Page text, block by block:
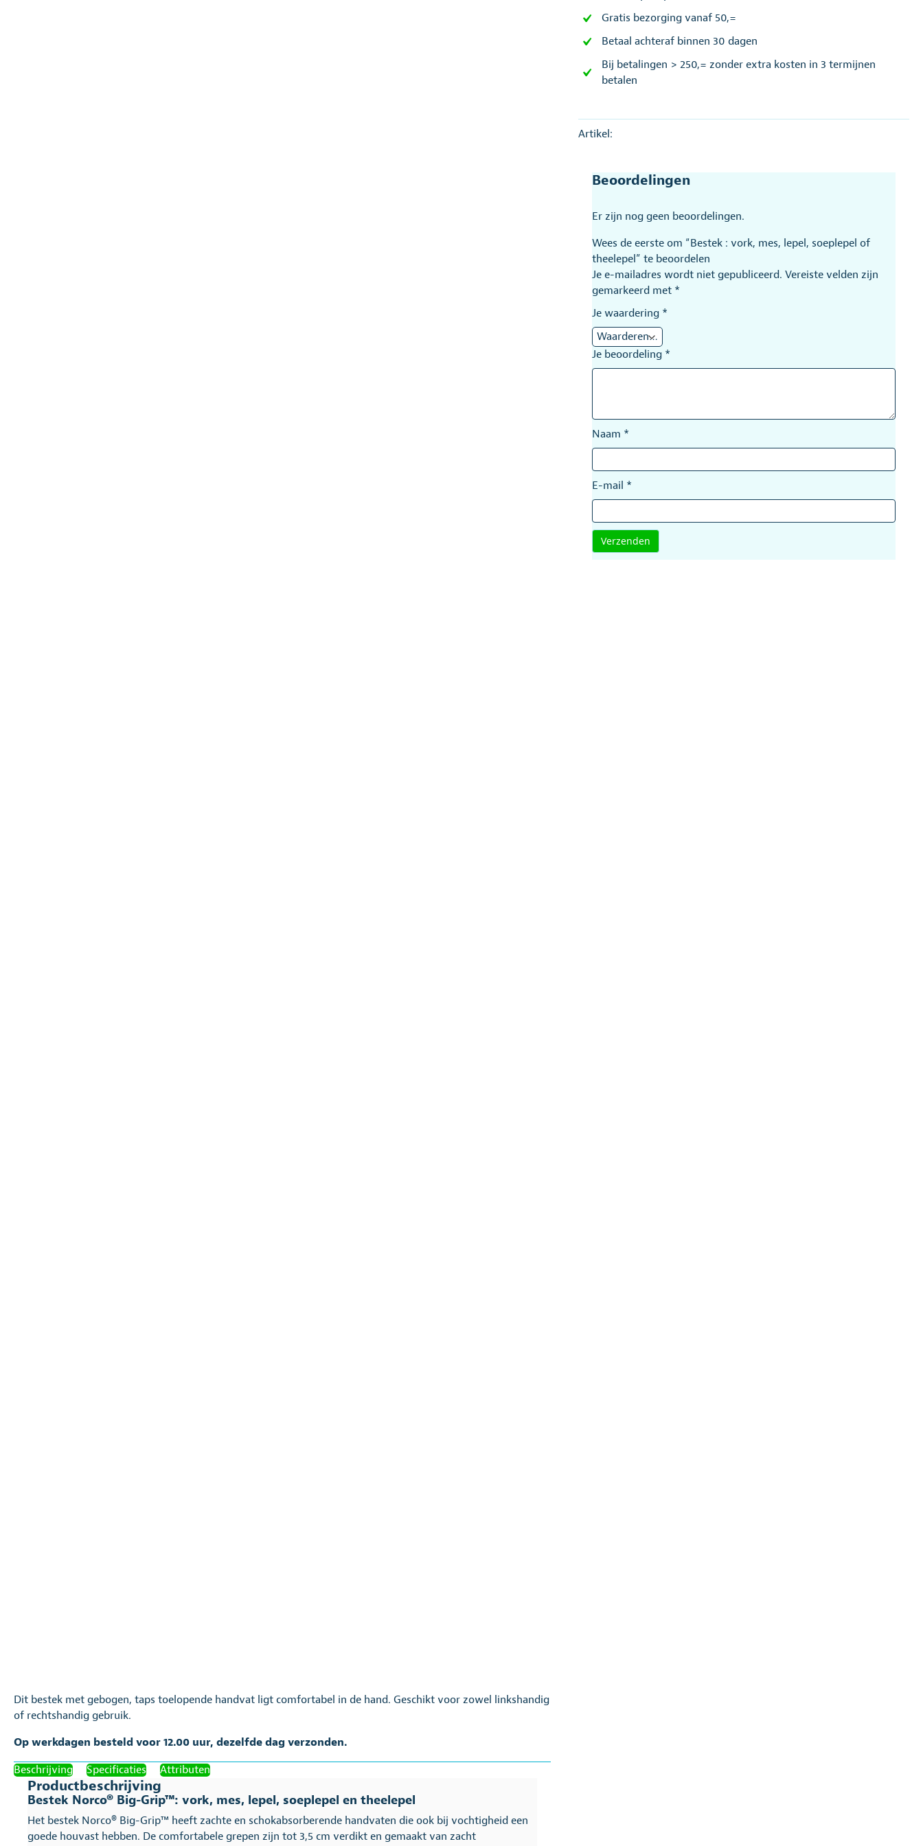
Dit bestek met gebogen, taps toelopende handvat ligt comfortabel in de hand. Geschikt voor zowel linkshandig
of rechtshandig gebruik.
Op werkdagen besteld voor 12.00 uur, dezelfde dag verzonden.
Beschrijving
Specificaties Attributen
Productbeschrijving
Bestek Norco® Big-Grip™: vork, mes, lepel, soeplepel en theelepel
Het bestek Norco® Big-Grip™ heeft zachte en schokabsorberende handvaten die ook bij vochtigheid een
goede houvast hebben. De comfortabele grepen zijn tot 3,5 cm verdikt en gemaakt van zacht
Gratis bezorging vanaf 50,=
Betaal achteraf binnen 30 dagen
Bij betalingen > 250,= zonder extra kosten in 3 termijnen
betalen
Artikel:
Beoordelingen
Er zijn nog geen beoordelingen.
Wees de eerste om “Bestek : vork, mes, lepel, soeplepel of
theelepel” te beoordelen
Je e-mailadres wordt niet gepubliceerd. Vereiste velden zijn
gemarkeerd met *
Je waardering *
Je beoordeling *
Naam *
E-mail *